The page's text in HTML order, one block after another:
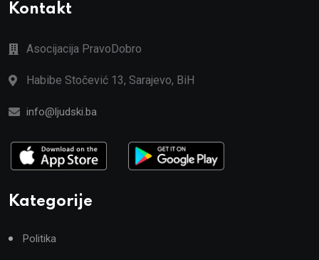
Kontakt
Asocijacija PravoDobro
Habibe Stočević 13, Sarajevo, BiH
info@ljudski.ba
Kategorije
Politika